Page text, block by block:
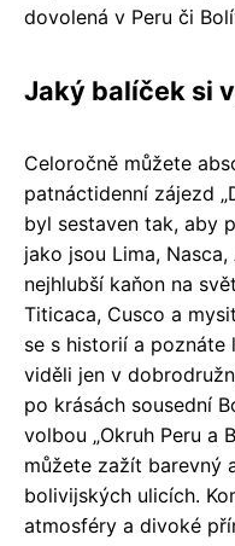
dovolená v Peru či
Jaký balíček si
Celoročně můžete
patnáctidenní zájezd
byl sestaven tak, aby
jako jsou Lima,
nejhlubší kaňon na
Titicaca, Cusco a
se s historií a
viděli jen v
po krásách sousední
volbou „Okruh Peru a
můžete zažít barevný
bolivijských ulicích.
atmosféry a divoké